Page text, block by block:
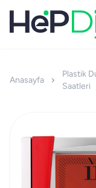
Anasayfa
Plastik
Saatleri